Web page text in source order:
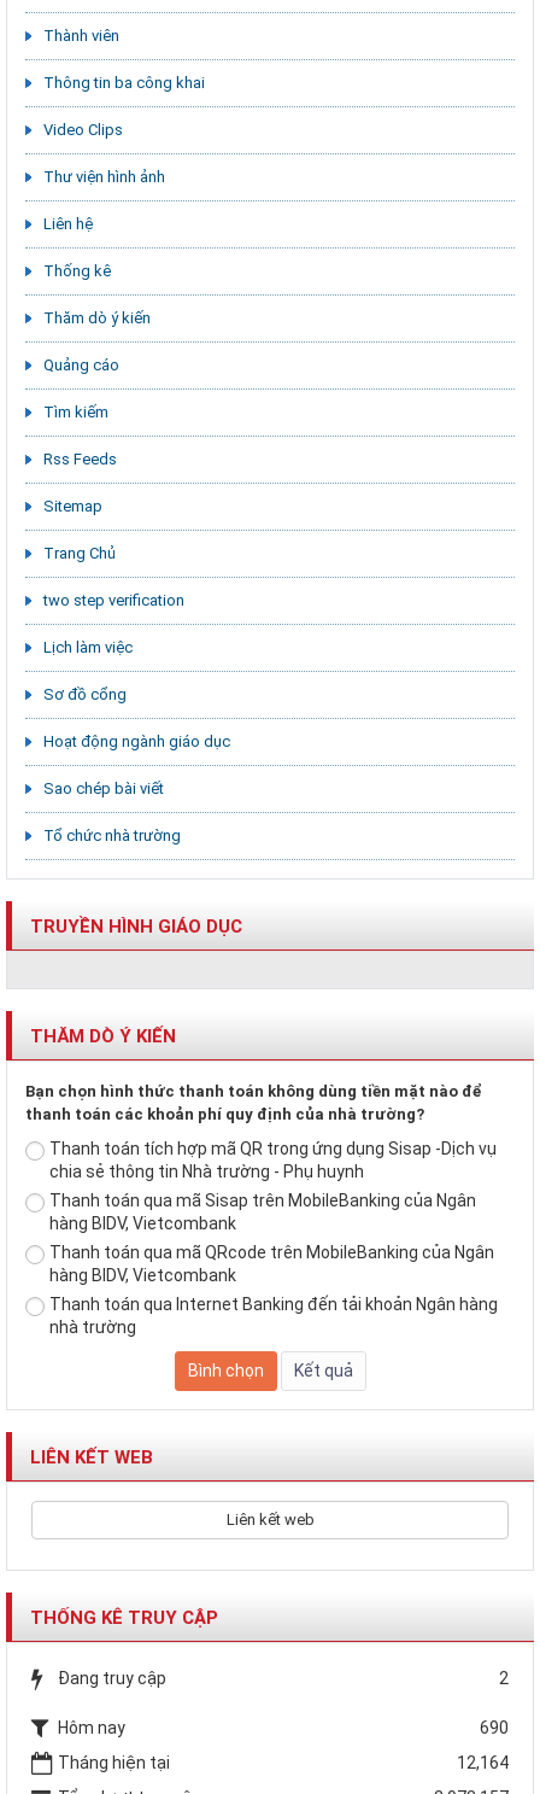
Thành viên
Thông tin ba công khai
Video Clips
Thư viện hình ảnh
Liên hệ
Thống kê
Thăm dò ý kiến
Quảng cáo
Tìm kiếm
Rss Feeds
Sitemap
Trang Chủ
two step verification
Lịch làm việc
Sơ đồ cổng
Hoạt động ngành giáo dục
Sao chép bài viết
Tổ chức nhà trường
TRUYỀN HÌNH GIÁO DỤC
THĂM DÒ Ý KIẾN
Bạn chọn hình thức thanh toán không dùng tiền mặt nào để
thanh toán các khoản phí quy định của nhà trường?
Thanh toán tích hợp mã QR trong ứng dụng Sisap -Dịch vụ
chia sẻ thông tin Nhà trường - Phụ huynh
Thanh toán qua mã Sisap trên MobileBanking của Ngân
hàng BIDV, Vietcombank
Thanh toán qua mã QRcode trên MobileBanking của Ngân
hàng BIDV, Vietcombank
Thanh toán qua Internet Banking đến tải khoản Ngân hàng
nhà trường
LIÊN KẾT WEB
Liên kết web
THỐNG KÊ TRUY CẬP
Đang truy cập 2
Hôm nay
690
Tháng hiện tại
12,164